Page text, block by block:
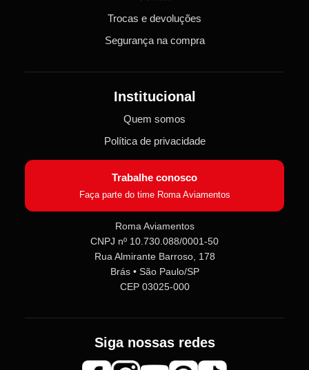
Roma Aviamentos
Aviamentos!
Fale com a gente pelo SAC para tirar
dúvidas sobre pedidos e produtos,
ou entre no nossoGrupo VIP
Trocas e devoluções
Segurança na compra
Institucional
Quem somos
Política de privacidade
Trabalhe conosco
Faça parte do time Roma Aviamentos
Roma Aviamentos
CNPJ nº 10.730.088/0001-50
Rua Almirante Barroso, 178
Brás • São Paulo/SP
CEP 03025-000
Siga nossas redes